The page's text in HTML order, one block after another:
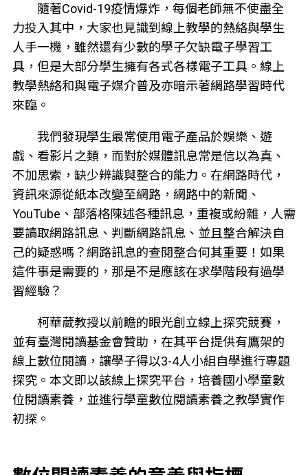
隨著Covid-19疫情爆炸，每個老師無不使盡全
力投入其中，大家也見識到線上教學的熱絡與學生
人手一機，雖然還有少數的學子欠缺電子學習工
具，但是大部分學生擁有各式各樣電子工具。線上
教學熱絡和與電子媒介普及亦暗示著網路學習時代
來臨。
我們發現學生最常使用電子產品於娛樂、遊
戲、看影片之類，而對於媒體訊息常是信以為真、
不加思索，缺少辨識與整合的能力。在網路時代，
資訊來源從紙本改變至網路，網路中的新聞、
YouTube、部落格陳述各種訊息，重複或紛雜，人需
要讀取網路訊息、判斷網路訊息、並且整合解決自
己的疑惑嗎？網路訊息的查閱整合何其重要！如果
這件事是需要的，那是不是應該在求學階段有過學
習經驗？
柯華葳教授以前瞻的眼光創立線上探究競賽，
並有臺灣閱讀基金會贊助，在其平台提供有鷹架的
線上數位閱讀，讓學子得以3-4人小組自學進行專題
探究。本文即以該線上探究平台，培養國小學童數
位閱讀素養，並進行學童數位閱讀素養之教學實作
初探。